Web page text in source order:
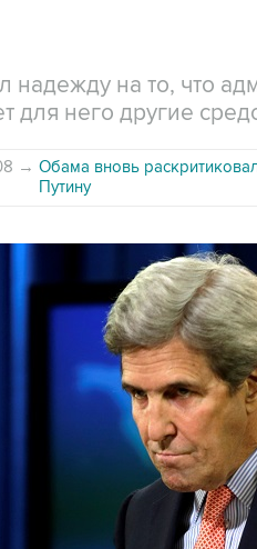
на то, что
для него другие
→ Обама вновь
Путину